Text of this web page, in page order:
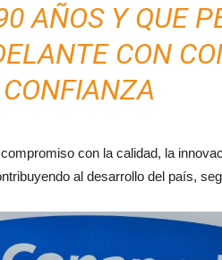
AÑOS Y QUE
CON
con la calidad, la
al desarrollo del país,